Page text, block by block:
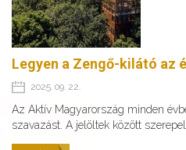
Legyen a Zengő-kilátó az
2025. 09. 22.
Az Aktív Magyarország minden
szavazást. A jelöltek között